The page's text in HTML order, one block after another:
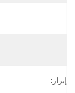
إبراز: